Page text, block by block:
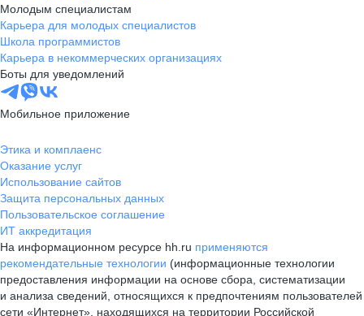
Молодым специалистам
Карьера для молодых специалистов
Школа программистов
Карьера в некоммерческих организациях
Боты для уведомлений
Мобильное приложение
Этика и комплаенс
Оказание услуг
Использование сайтов
Защита персональных данных
Пользовательское соглашение
ИТ аккредитация
На информационном ресурсе hh.ru применяются
рекомендательные технологии (информационные технологии
предоставления информации на основе сбора, систематизации
и анализа сведений, относящихся к предпочтениям пользователей
сети «Интернет», находящихся на территории Российской